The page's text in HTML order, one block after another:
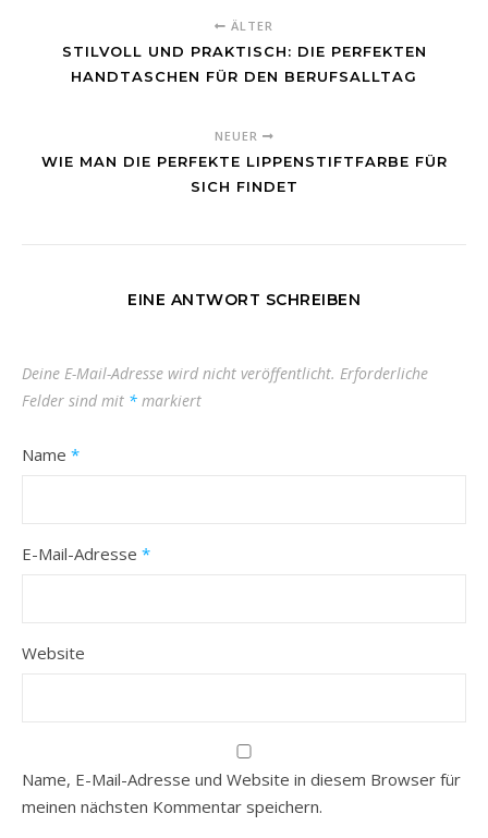
ÄLTER
STILVOLL UND PRAKTISCH: DIE PERFEKTEN
HANDTASCHEN FÜR DEN BERUFSALLTAG
NEUER
WIE MAN DIE PERFEKTE LIPPENSTIFTFARBE FÜR
SICH FINDET
EINE ANTWORT SCHREIBEN
Deine E-Mail-Adresse wird nicht veröffentlicht. Erforderliche
Felder sind mit * markiert
Name *
E-Mail-Adresse *
Website
Name, E-Mail-Adresse und Website in diesem Browser für
meinen nächsten Kommentar speichern.